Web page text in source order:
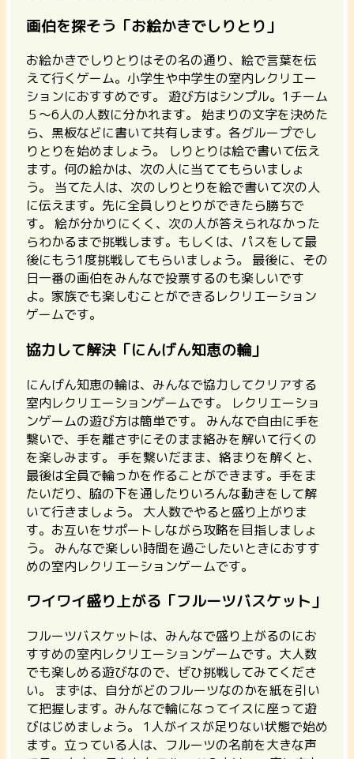
画伯を探そう「お絵かきでしりとり」
お絵かきでしりとりはその名の通り、絵で言葉を伝
えて行くゲーム。 小学生や中学生の室内レクリエー
ションにおすすめです。
遊び方はシンプル。1チーム
５〜6人の人数に分かれます。 始まりの文字を決めた
ら、黒板などに書いて共有します。各グループでし
りとりを始めましょう。 しりとりは絵で書いて伝え
ます。何の絵かは、次の人に当ててもらいましょ
う。 当てた人は、次のしりとりを絵で書いて次の人
に伝えます。先に全員しりとりができたら勝ちで
す。 絵が分かりにくく、次の人が答えられなかった
らわかるまで挑戦します。もしくは、パスをして最
後にもう1度挑戦してもらいましょう。 最後に、その
日一番の画伯をみんなで投票するのも楽しいです
よ。家族でも楽しむことができるレクリエーション
ゲームです。
協力して解決「にんげん知恵の輪」
にんげん知恵の輪は、 みんなで協力してクリアする
室内レクリエーションゲームです。
レクリエーショ
ンゲームの遊び方は簡単です。 みんなで自由に手を
繋いで、手を離さずにそのまま絡みを解いて行くの
を楽しみます。 手を繋いだまま、絡まりを解くと、
最後は全員で輪っかを作ることができます。手をま
たいだり、脇の下を通したりいろんな動きをして解
いて行きましょう。 大人数でやると盛り上がりま
す。お互いをサポートしながら攻略を目指しましょ
う。 みんなで楽しい時間を過ごしたいときにおすす
めの室内レクリエーションゲームです。
ワイワイ盛り上がる「フルーツバスケット」
フルーツバスケットは、みんなで盛り上がるのにお
すすめの室内レクリエーションゲームです。 大人数
でも楽しめる遊びなので、ぜひ挑戦してみてくださ
い。
まずは、自分がどのフルーツなのかを紙を引い
て把握します。みんなで輪になってイスに座って遊
びはじめましょう。 1人がイスが足りない状態で始め
ます。立っている人は、フルーツの名前を大きな声